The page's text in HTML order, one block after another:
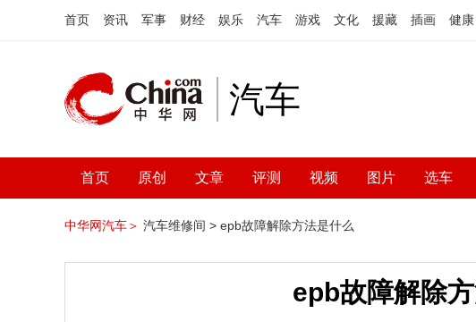
首页 资讯 军事 财经 娱乐 汽车 游戏 文化 援藏 插画 健康
汽车
首页 原创 文章 评测 视频 图片 选车
中华网汽车＞ 汽车维修间 > epb故障解除方法是什么
epb故障解除